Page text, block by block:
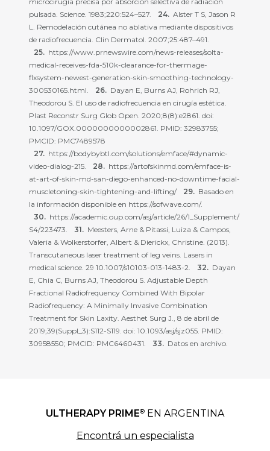
pulsada. Science. 1983;220:524–527.
Alster T S, Jason R
L. Remodelación cutánea no ablativa mediante dispositivos
de radiofrecuencia. Clin Dermatol. 2007;25:487–491.
https://www.prnewswire.com/news-releases/solta-
medical-receives-fda-510k-clearance-for-thermage-
flxsystem-newest-generation-skin-smoothing-technology-
300530165.html.
Dayan E, Burns AJ, Rohrich RJ,
Theodorou S. El uso de radiofrecuencia en cirugía estética.
Plast Reconstr Surg Glob Open. 2020;8(8):e2861. doi:
10.1097/GOX.0000000000002861. PMID: 32983755;
PMCID: PMC7489578
https://bodybybtl.com/solutions/emface/#dynamic-
video-dialog-215.
https://artofskinmd.com/emface-is-
at-art-of-skin-md-san-diego-enhanced-no-downtime-facial-
muscletoning-skin-tightening-and-lifting/
Basado en
la información disponible en https://sofwave.com/.
https://academic.oup.com/asj/article/26/1_Supplement/
S4/223473.
Meesters, Arne & Pitassi, Luiza & Campos,
Valeria & Wolkerstorfer, Albert & Dierickx, Christine. (2013).
Transcutaneous laser treatment of leg veins. Lasers in
medical science. 29 10.1007/s10103-013-1483-2.
Dayan
E, Chia C, Burns AJ, Theodorou S. Adjustable Depth
Fractional Radiofrequency Combined With Bipolar
Radiofrequency: A Minimally Invasive Combination
Treatment for Skin Laxity. Aesthet Surg J., 8 de abril de
2019;39(Suppl_3):S112-S119. doi: 10.1093/asj/sjz055. PMID:
30958550; PMCID: PMC6460431.
Datos en archivo.
ULTHERAPY PRIME® EN ARGENTINA
Encontrá un especialista